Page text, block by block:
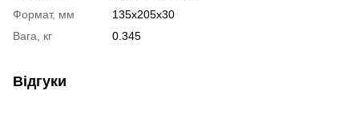
Формат, мм
135x205x30
Вага, кг
0.345
Відгуки